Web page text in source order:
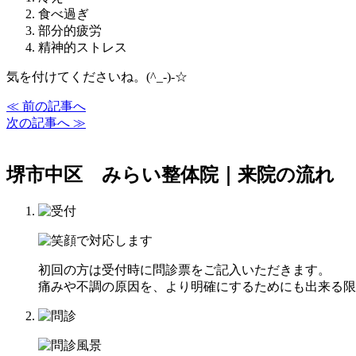
食べ過ぎ
部分的疲労
精神的ストレス
気を付けてくださいね。(^_-)-☆
≪ 前の記事へ
次の記事へ ≫
堺市中区 みらい整体院｜来院の流れ
初回の方は受付時に問診票をご記入いただきます。
痛みや不調の原因を、より明確にするためにも出来る